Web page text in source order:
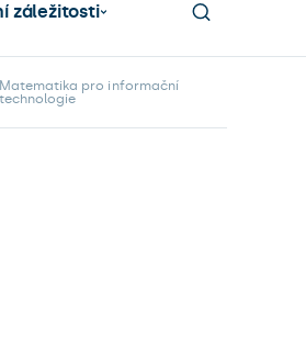
záležitosti
Matematika pro informační
technologie